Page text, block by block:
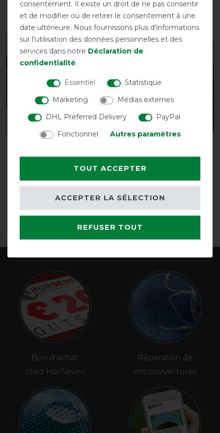
LISTE DE SOUHAITS LISTE DE SOUHAITS
-13%
FLY COVER FRANSEN
GAP II de Busse - bleu
-13%
FLY COVER FRANSEN de
Busse - gris/noir , pur
17,30 € *
Bon d'achat
chez HorSeven
Réparation de
vos couvertures
consentement. Il existe un droit de ne pas consentir
et de modifier ou de retirer le consentement à une
date ultérieure. Nous fournissons plus d'informations
sur l'utilisation des données personnelles et des
services dans notre Déclaration de
confidentialité.
Essentiel
Statistique
Marketing
Médias externes
DHL Preferred Delivery
PayPal
Fonctionnel
Autres paramètres
TOUT ACCEPTER
REFUSER TOUT
ACCEPTER LA SÉLECTION